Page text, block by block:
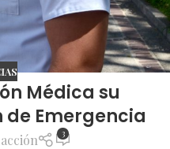
Médica su
de Emergencia
3